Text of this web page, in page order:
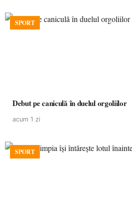
SPORT
Debut pe caniculă în duelul orgoliilor
acum 1 zi
SPORT